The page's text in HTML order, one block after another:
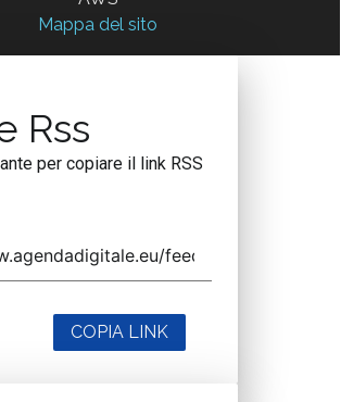
Mappa del sito
Rss
per copiare il link RSS
COPIA LINK